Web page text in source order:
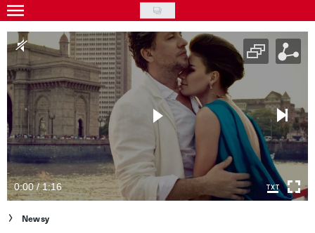
Skip
to
main
content
Gwiazdy
Ludzie
Moda
Uroda
Styl życia
Kultura
Wideo
0:00 / 1:16
Newsy